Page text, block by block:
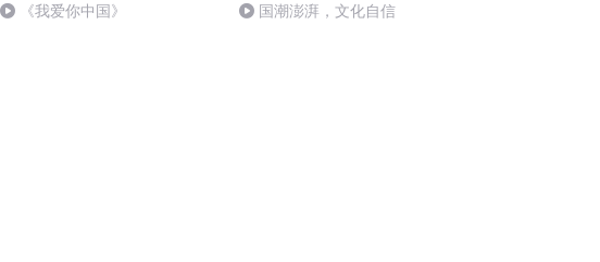
《我爱你中国》 国潮澎湃，文化自信